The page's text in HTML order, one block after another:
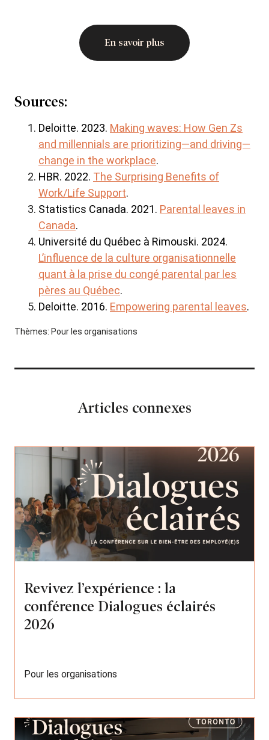
En savoir plus
Sources:
Deloitte. 2023. Making waves: How Gen Zs
and millennials are prioritizing—and driving—
change in the workplace.
HBR. 2022. The Surprising Benefits of
Work/Life Support.
Statistics Canada. 2021. Parental leaves in
Canada.
Université du Québec à Rimouski. 2024.
L’influence de la culture organisationnelle
quant à la prise du congé parental par les
pères au Québec.
Deloitte. 2016. Empowering parental leaves.
Thèmes: Pour les organisations
Articles connexes
Revivez l’expérience : la
conférence Dialogues éclairés
2026
Pour les organisations